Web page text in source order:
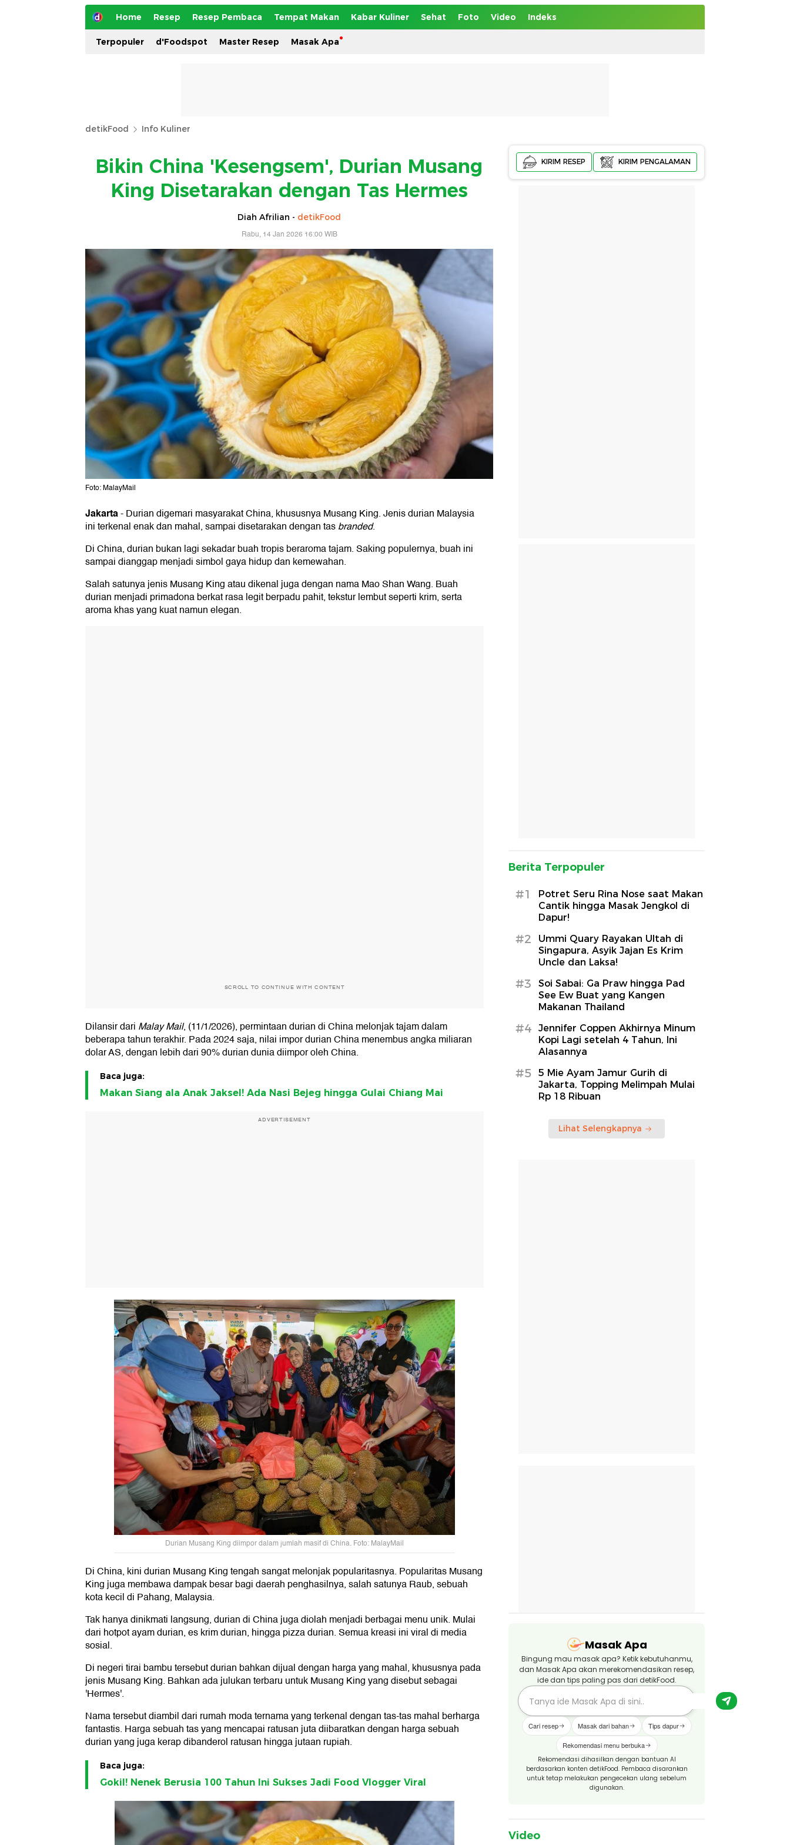
Home Resep Resep Pembaca Tempat Makan Kabar Kuliner Sehat Foto Video Indeks
Terpopuler d'Foodspot Master Resep Masak Apa
detikFood Info Kuliner
Bikin China 'Kesengsem', Durian Musang
King Disetarakan dengan Tas Hermes
Diah Afrilian - detikFood
Rabu, 14 Jan 2026 16:00 WIB
Foto: MalayMail
Jakarta-Durian digemari masyarakat China, khususnya Musang King. Jenis durian Malaysia
ini terkenal enak dan mahal, sampai disetarakan dengan tasbranded.
Di China, durian bukan lagi sekadar buah tropis beraroma tajam. Saking populernya, buah ini
sampai dianggap menjadi simbol gaya hidup dan kemewahan.
Salah satunya jenis Musang King atau dikenal juga dengan nama Mao Shan Wang. Buah
durian menjadi primadona berkat rasa legit berpadu pahit, tekstur lembut seperti krim, serta
aroma khas yang kuat namun elegan.
SCROLL TO CONTINUE WITH CONTENT
Dilansir dari Malay Mail, (11/1/2026), permintaan durian di China melonjak tajam dalam
beberapa tahun terakhir. Pada 2024 saja, nilai impor durian China menembus angka miliaran
dolar AS, dengan lebih dari 90% durian dunia diimpor oleh China.
Baca juga:
Makan Siang ala Anak Jaksel! Ada Nasi Bejeg hingga Gulai Chiang Mai
ADVERTISEMENT
Durian Musang King diimpor dalam jumlah masif di China. Foto: MalayMail
Di China, kini durian Musang King tengah sangat melonjak popularitasnya. Popularitas Musang
King juga membawa dampak besar bagi daerah penghasilnya, salah satunya Raub, sebuah
kota kecil di Pahang, Malaysia.
Tak hanya dinikmati langsung, durian di China juga diolah menjadi berbagai menu unik. Mulai
dari hotpot ayam durian, es krim durian, hingga pizza durian. Semua kreasi ini viral di media
sosial.
Di negeri tirai bambu tersebut durian bahkan dijual dengan harga yang mahal, khususnya pada
jenis Musang King. Bahkan ada julukan terbaru untuk Musang King yang disebut sebagai
'Hermes'.
Nama tersebut diambil dari rumah moda ternama yang terkenal dengan tas-tas mahal berharga
fantastis. Harga sebuah tas yang mencapai ratusan juta diibaratkan dengan harga sebuah
durian yang juga kerap dibanderol ratusan hingga jutaan rupiah.
Baca juga:
Gokil! Nenek Berusia 100 Tahun Ini Sukses Jadi Food Vlogger Viral
KIRIM RESEP KIRIM PENGALAMAN
Berita Terpopuler
#1
Potret Seru Rina Nose saat Makan
Cantik hingga Masak Jengkol di
Dapur!
#2
Ummi Quary Rayakan Ultah di
Singapura, Asyik Jajan Es Krim
Uncle dan Laksa!
#3
Soi Sabai: Ga Praw hingga Pad
See Ew Buat yang Kangen
Makanan Thailand
#4
Jennifer Coppen Akhirnya Minum
Kopi Lagi setelah 4 Tahun, Ini
Alasannya
#5
5 Mie Ayam Jamur Gurih di
Jakarta, Topping Melimpah Mulai
Rp 18 Ribuan
Lihat Selengkapnya
Masak Apa
Bingung mau masak apa? Ketik kebutuhanmu,
dan Masak Apa akan merekomendasikan resep,
ide dan tips paling pas dari detikFood.
Cari resep Masak dari bahan Tips dapur
Rekomendasi menu berbuka
Rekomendasi dihasilkan dengan bantuan AI
berdasarkan konten detikFood. Pembaca disarankan
untuk tetap melakukan pengecekan ulang sebelum
digunakan.
Video